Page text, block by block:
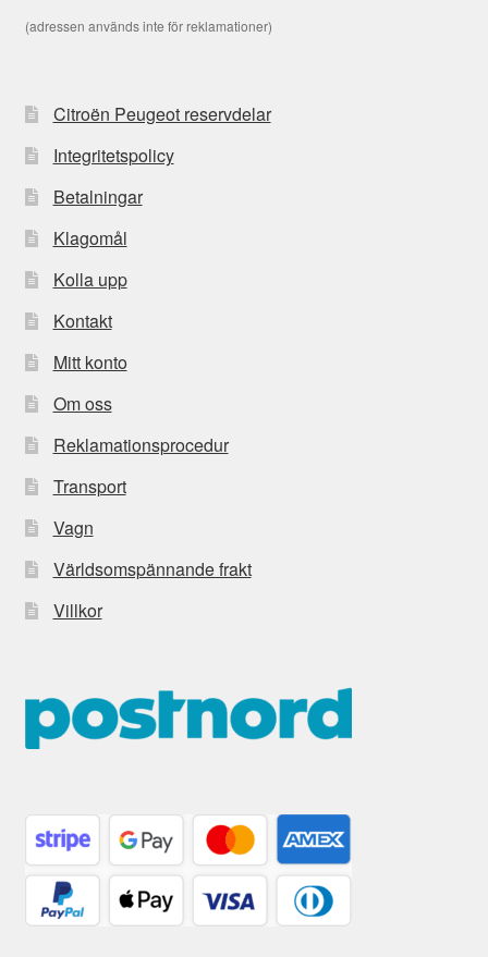
(adressen används inte för reklamationer)
Citroën Peugeot reservdelar
Integritetspolicy
Betalningar
Klagomål
Kolla upp
Kontakt
Mitt konto
Om oss
Reklamationsprocedur
Transport
Vagn
Världsomspännande frakt
Villkor